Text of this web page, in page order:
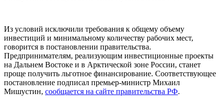
Из условий исключили требования к общему объему
инвестиций и минимальному количеству рабочих мест,
говорится в постановлении правительства.
Предпринимателям, реализующим инвестиционные проекты
на Дальнем Востоке и в Арктической зоне России, станет
проще получить льготное финансирование. Соответствующее
постановление подписал премьер-министр Михаил
Мишустин, сообщается на сайте правительства РФ.